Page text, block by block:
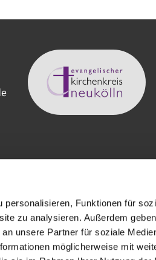
Funktionen für
zu analysieren. Außerdem
unsere Partner für soziale
möglicherweise mit